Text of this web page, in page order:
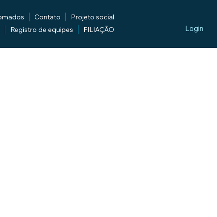
Contato
Projeto social
Registro de equipes
FILIAÇÃO Login